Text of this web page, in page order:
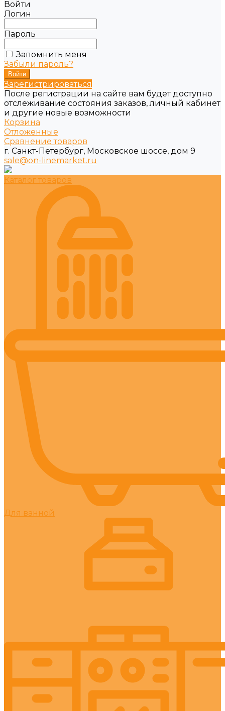
Войти
Логин
Пароль
Запомнить меня
Забыли пароль?
Зарегистрироваться
После регистрации на сайте вам будет доступно
отслеживание состояния заказов, личный кабинет
и другие новые возможности
Корзина
Отложенные
Сравнение товаров
г. Санкт-Петербург, Московское шоссе, дом 9
sale@on-linemarket.ru
Каталог товаров
Для ванной